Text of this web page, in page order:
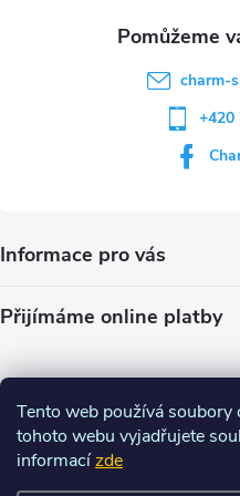
Tento web používá
tohoto webu vyjadřujete
informacízde
charm-
+420
Informace pro vás
Přijímáme online platby